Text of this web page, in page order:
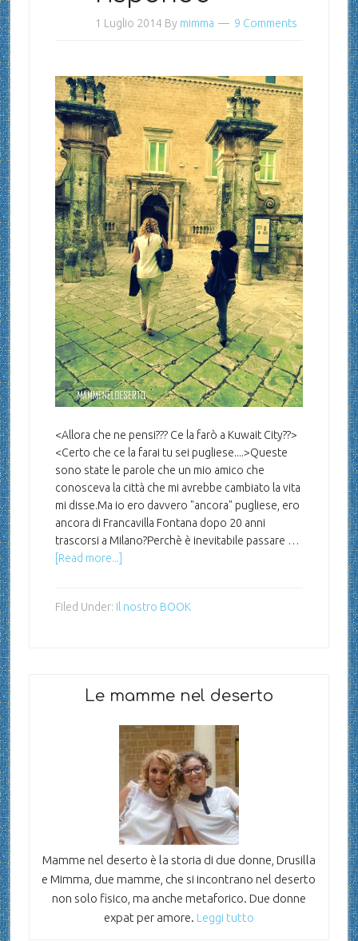
1 Luglio 2014 By mimma 9 Comments
<Allora che ne pensi??? Ce la farò a Kuwait City??>
<Certo che ce la farai tu sei pugliese....>Queste
sono state le parole che un mio amico che
conosceva la città che mi avrebbe cambiato la vita
mi disse.Ma io ero davvero "ancora" pugliese, ero
ancora di Francavilla Fontana dopo 20 anni
trascorsi a Milano?Perchè è inevitabile passare …
[Read more...]
Filed Under: Il nostro BOOK
Le mamme nel deserto
Mamme nel deserto è la storia di due donne, Drusilla
e Mimma, due mamme, che si incontrano nel deserto
non solo fisico, ma anche metaforico. Due donne
expat per amore. Leggi tutto